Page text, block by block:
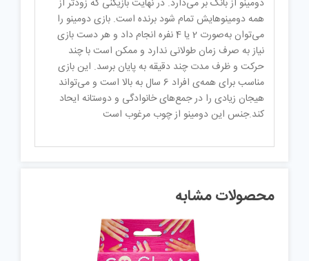
همه دومینوهایش تمام شود برنده است. بازی دومینو را
می‌توان به‌صورت 2 یا 4 نفره انجام داد و هر دست بازی
نیاز به صرف زمان طولانی ندارد و ممکن است با چند
حرکت و ظرف مدت چند دقیقه به پایان برسد. این بازی
مناسب برای همه‌ی افراد 6 سال به بالا است و می‌تواند
هیجان زیادی را در جمع‌های خانوادگی و دوستانه ایحاد
کند.جنس این دومینو از چوب مرغوب است
محصولات مشابه